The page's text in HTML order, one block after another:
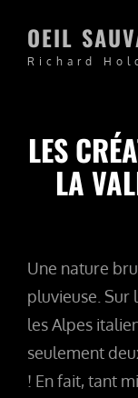
OEIL
Richard
LES
LA
Une nature
pluvieuse. Sur
les Alpes
seulement
! En fait, tant